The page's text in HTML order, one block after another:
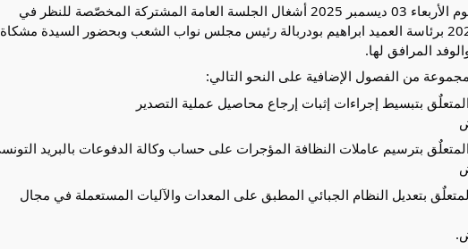
واصل مجلس نواب الشعب اليوم الأربعاء 03 ديسمبر 2025 أشغال الجلسة العامة المشتركة المخصّصة للنظر في
مشروع قانون المالية لسنة 2026 برئاسة العميد ابراهيم بودربالة رئيس مجلس نواب الشعب وبحضور السيدة مشكاة
المرافق لها.
من الفصول الإضافية على النحو التالي:
الإضافي عدد103 المتعلٌق بتعديل النظام الجبائي المطبق على المعدات والآليات المستعملة في مجال